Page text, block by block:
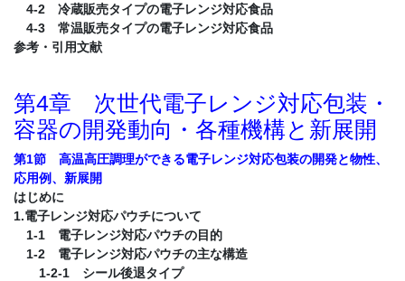
4-2 冷蔵販売タイプの電子レンジ対応食品
4-3 常温販売タイプの電子レンジ対応食品
参考・引用文献
第4章 次世代電子レンジ対応包装・
容器の開発動向・各種機構と新展開
第1節 高温高圧調理ができる電子レンジ対応包装の開発と物性、
応用例、新展開
はじめに
1.電子レンジ対応パウチについて
1-1 電子レンジ対応パウチの目的
1-2 電子レンジ対応パウチの主な構造
1-2-1 シール後退タイプ